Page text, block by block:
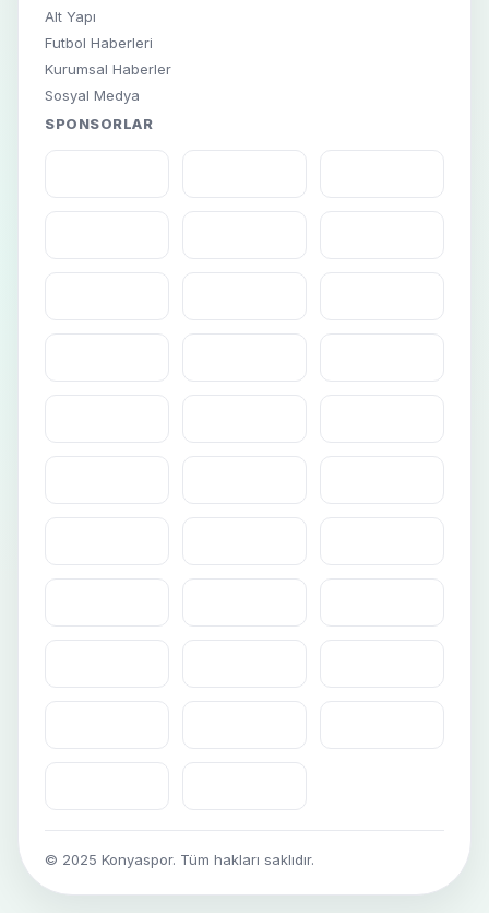
Alt Yapı
Futbol Haberleri
Kurumsal Haberler
Sosyal Medya
SPONSORLAR
© 2025 Konyaspor. Tüm hakları saklıdır.